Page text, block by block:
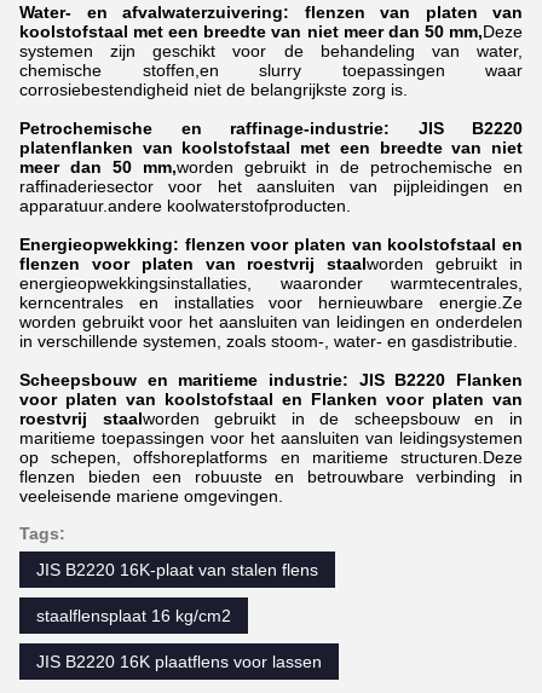
Water- en afvalwaterzuivering: flenzen van platen van
koolstofstaal met een breedte van niet meer dan 50 mm,Deze
systemen zijn geschikt voor de behandeling van water,
chemische stoffen,en slurry toepassingen waar
corrosiebestendigheid niet de belangrijkste zorg is.
Petrochemische en raffinage-industrie: JIS B2220
platenflanken van koolstofstaal
met een breedte van niet
meer dan 50 mm,worden gebruikt in de petrochemische en
raffinaderiesector voor het aansluiten van pijpleidingen en
apparatuur.andere koolwaterstofproducten.
Energieopwekking: flenzen voor platen van koolstofstaal en
flenzen voor platen van roestvrij staalworden gebruikt in
energieopwekkingsinstallaties, waaronder warmtecentrales,
kerncentrales en installaties voor hernieuwbare energie.Ze
worden gebruikt voor het aansluiten van leidingen en onderdelen
in verschillende systemen, zoals stoom-, water- en gasdistributie.
Scheepsbouw en maritieme industrie: JIS B2220 Flanken
voor platen van koolstofstaal en Flanken voor platen van
roestvrij staalworden gebruikt in de scheepsbouw en in
maritieme toepassingen voor het aansluiten van leidingsystemen
op schepen, offshoreplatforms en maritieme structuren.Deze
flenzen bieden een robuuste en betrouwbare verbinding in
veeleisende mariene omgevingen.
Tags:
JIS B2220 16K-plaat van stalen flens
staalflensplaat 16 kg/cm2
JIS B2220 16K plaatflens voor lassen